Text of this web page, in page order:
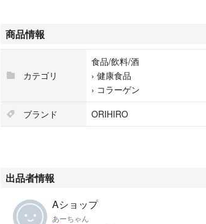
他、日用品・サプリメント
#あーちゃん日用品・サプリメント
◆喫煙者なし・ペットなし
◆シール剥がし跡あり
商品情報
カテゴリ
食品/飲料/酒
› 健康食品
› コラーゲン
ブランド
ORIHIRO
出品者情報
Aショップ
あーちゃん